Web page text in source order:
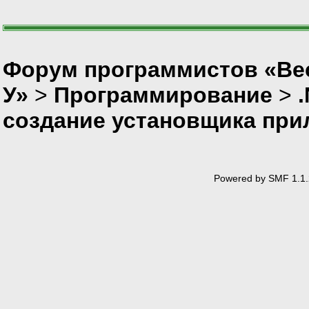
Форум программистов
У» > Программирование >
создание установщика
Powered by SMF